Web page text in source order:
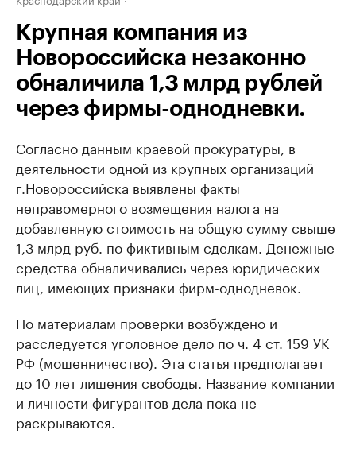
Крупная компания из
Новороссийска незаконно
обналичила 1,3 млрд рублей
через фирмы-однодневки.
Согласно данным краевой прокуратуры, в
деятельности одной из крупных организаций
г.Новороссийска выявлены факты
неправомерного возмещения налога на
добавленную стоимость на общую сумму свыше
1,3 млрд руб. по фиктивным сделкам. Денежные
средства обналичивались через юридических
лиц, имеющих признаки фирм-однодневок.
По материалам проверки возбуждено и
расследуется уголовное дело по ч. 4 ст. 159 УК
РФ (мошенничество). Эта статья предполагает
до 10 лет лишения свободы. Название компании
и личности фигурантов дела пока не
раскрываются.